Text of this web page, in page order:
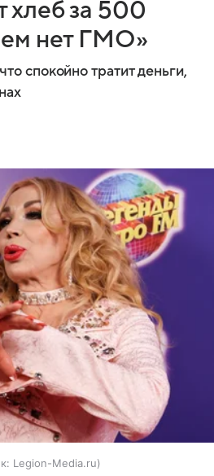
хлеб за 500
нет ГМО»
спокойно тратит деньги,
Legion-Media.ru